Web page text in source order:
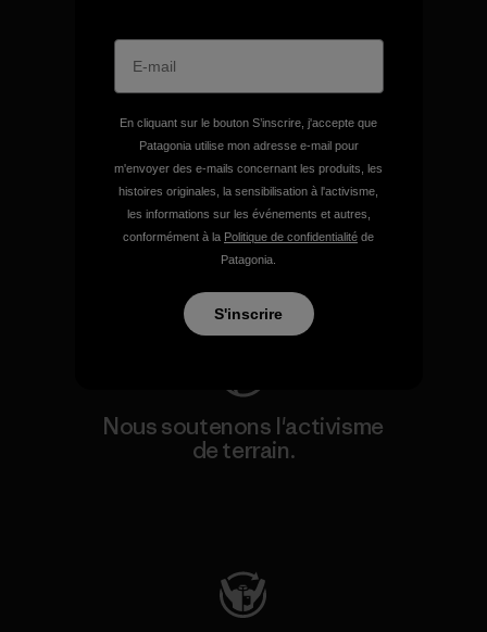
Voir la Garantie Ironclad
Nous assumons la
responsabilité de notre
impact.
Découvrez notre empreinte carbone
Nous soutenons l'activisme
de terrain.
En cliquant sur le bouton S’inscrire, j'accepte que
Patagonia utilise mon adresse e-mail pour
m'envoyer des e-mails concernant les produits, les
histoires originales, la sensibilisation à l'activisme,
les informations sur les événements et autres,
conformément à la Politique de confidentialité de
Patagonia.
S'inscrire